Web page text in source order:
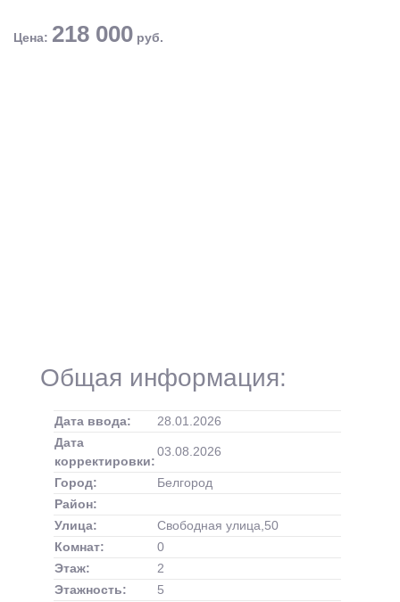
Цена: 218 000 руб.
Общая информация:
Дата ввода:
28.01.2026
Дата
корректировки:
03.08.2026
Город:
Белгород
Район:
Улица:
Свободная улица,50
Комнат:
0
Этаж:
2
Этажность:
5